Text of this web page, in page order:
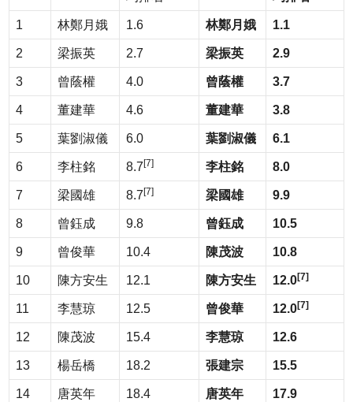
1 林鄭月娥 1.6 林鄭月 娥 1.1
2 梁振英 2.7 梁振英 2.9
3 曾蔭權 4.0 曾蔭權 3.7
4 董建華 4.6 董建華 3.8
5 葉劉淑儀 6.0 葉劉淑儀 6.1
6 李柱銘 8.7 [7] 李柱銘 8.0
7 梁國雄 8.7 [7] 梁國雄 9.9
8 曾鈺成 9.8 曾鈺成 10.5
9 曾俊華 10.4 陳茂波 10.8
10 陳方安生 12.1 陳方安生 12.0[7]
11 李慧琼 12.5 曾俊華 12.0[7]
12 陳茂波 15.4 李慧琼 12.6
13 楊岳橋 18.2 張建宗 15.5
14 唐英年 18.4 唐英年 17.9